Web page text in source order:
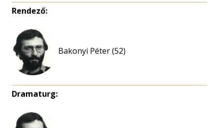
Rendező:
Bakonyi Péter (52)
Dramaturg: